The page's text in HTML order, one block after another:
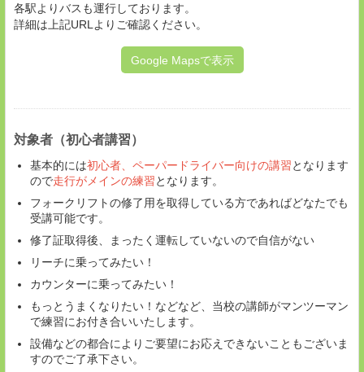
各駅よりバスも運行しております。
詳細は上記URLよりご確認ください。
Google Mapsで表示
対象者（初心者講習）
基本的には初心者、ペーパードライバー向けの講習となります
ので走行がメインの練習となります。
フォークリフトの修了用を取得している方であればどなたでも
受講可能です。
修了証取得後、まったく運転していないので自信がない
リーチに乗ってみたい！
カウンターに乗ってみたい！
もっとうまくなりたい！などなど、当校の講師がマンツーマン
で練習にお付き合いいたします。
設備などの都合によりご要望にお応えできないこともございま
すのでご了承下さい。